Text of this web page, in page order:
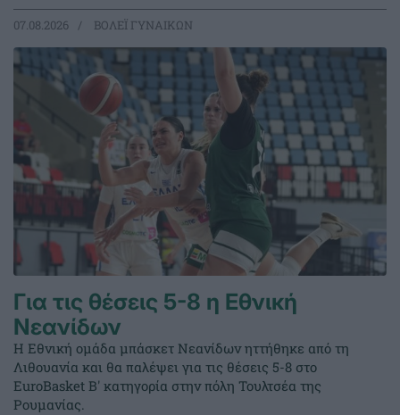
07.08.2026 ΒΟΛΕΪ ΓΥΝΑΙΚΩΝ
Για τις θέσεις 5-8 η Εθνική
Νεανίδων
Η Εθνική ομάδα μπάσκετ Νεανίδων ηττήθηκε από τη
Λιθουανία και θα παλέψει για τις θέσεις 5-8 στο
EuroBasket Β' κατηγορία στην πόλη Τουλτσέα της
Ρουμανίας.